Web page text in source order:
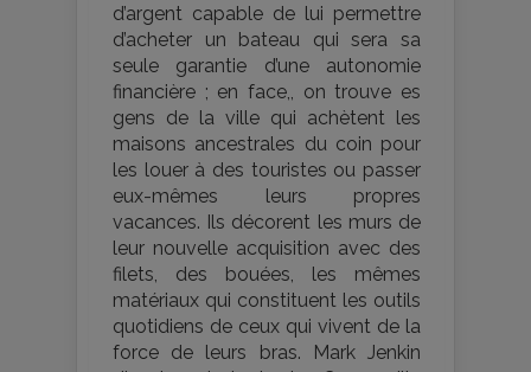
d’argent capable de lui permettre
d’acheter un bateau qui sera sa
seule garantie d’une autonomie
financière ; en face,, on trouve es
gens de la ville qui achètent les
maisons ancestrales du coin pour
les louer à des touristes ou passer
eux-mêmes leurs propres
vacances. Ils décorent les murs de
leur nouvelle acquisition avec des
filets, des bouées, les mêmes
matériaux qui constituent les outils
quotidiens de ceux qui vivent de la
force de leurs bras. Mark Jenkin